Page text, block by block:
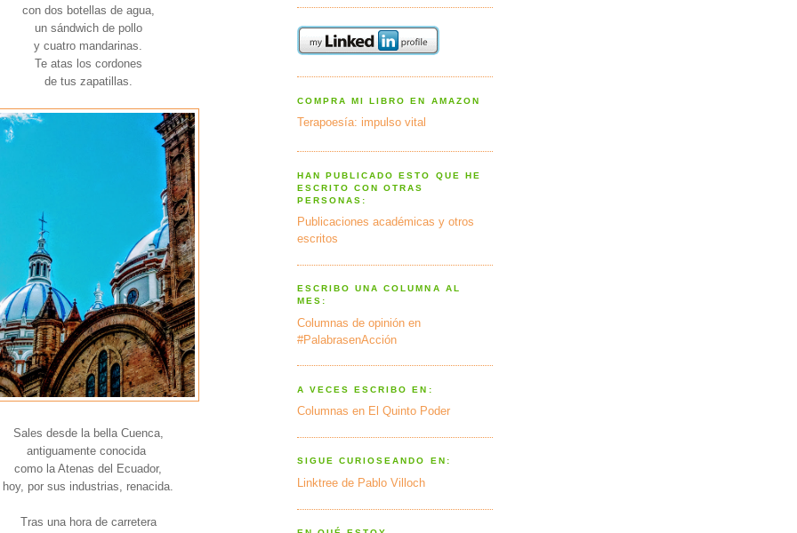
con dos botellas de agua,
un sándwich de pollo
y cuatro mandarinas.
Te atas los cordones
de tus zapatillas.
Sales desde la bella Cuenca,
antiguamente conocida
como la Atenas del Ecuador,
hoy, por sus industrias, renacida.
Tras una hora de carretera
COMPRA MI LIBRO EN AMAZON
Terapoesía: impulso vital
HAN PUBLICADO ESTO QUE HE
ESCRITO CON OTRAS
PERSONAS:
Publicaciones académicas y otros
escritos
ESCRIBO UNA COLUMNA AL
MES:
Columnas de opinión en
#PalabrasenAcción
A VECES ESCRIBO EN:
Columnas en El Quinto Poder
SIGUE CURIOSEANDO EN:
Linktree de Pablo Villoch